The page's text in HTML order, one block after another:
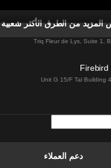
قطارات من ألبوفيرا إلى لشبونة
قطارات من لشبونة إلى لاغوس
قطارات من لشبونة إلى مدريد
من الطرق الأكثر شعبية
Firebird
Unit G 15/F Tal Building
دعم العملاء